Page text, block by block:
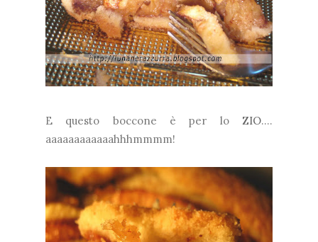
E questo boccone è per lo ZIO....
aaaaaaaaaaaahhhmmmm!